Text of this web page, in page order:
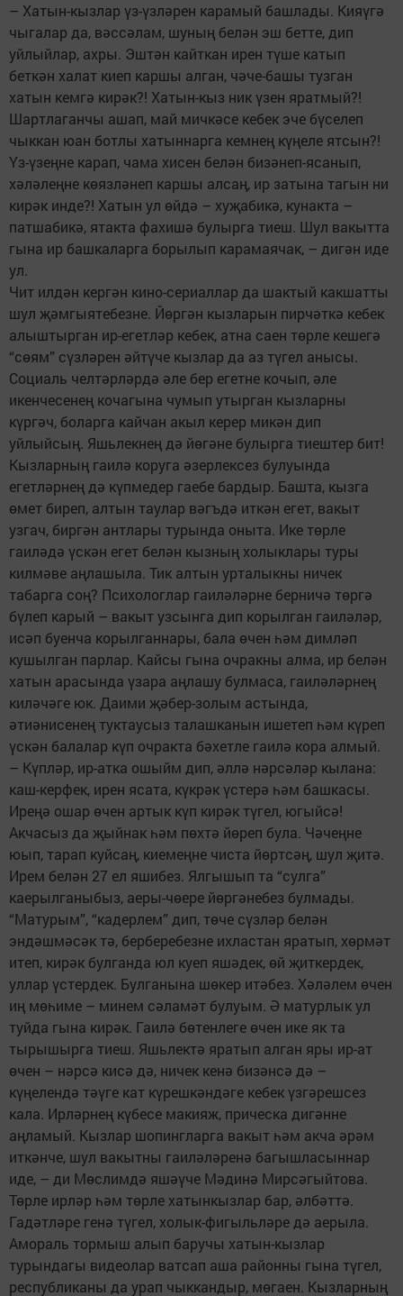
– Хатын-кызлар үз-үзләрен карамый башлады. Кияүгә
чыгалар да, вәссәлам, шуның белән эш бетте, дип
уйлыйлар, ахры. Эштән кайткан ирен түше катып
беткән халат киеп каршы алган, чәче-башы тузган
хатын кемгә кирәк?! Хатын-кыз ник үзен яратмый?!
Шартлаганчы ашап, май мичкәсе кебек эче бүселеп
чыккан юан ботлы хатыннарга кемнең күңеле ятсын?!
Үз-үзеңне карап, чама хисен белән бизәнеп-ясанып,
хәләлеңне көязләнеп каршы алсаң, ир затына тагын ни
кирәк инде?! Хатын ул өйдә – хуҗабикә, кунакта –
патшабикә, ятакта фахишә булырга тиеш. Шул вакытта
гына ир башкаларга борылып карамаячак, – дигән иде
ул.
Чит илдән кергән кино-сериаллар да шактый какшатты
шул җәмгыятебезне. Йөргән кызларын пирчәткә кебек
алыштырган ир-егетләр кебек, атна саен төрле кешегә
“сөям” сүзләрен әйтүче кызлар да аз түгел анысы.
Социаль челтәрләрдә әле бер егетне кочып, әле
икенчесенең кочагына чумып утырган кызларны
күргәч, боларга кайчан акыл керер микән дип
уйлыйсың. Яшьлекнең дә йөгәне булырга тиештер бит!
Кызларның гаилә коруга әзерлексез булуында
егетләрнең дә күпмедер гаебе бардыр. Башта, кызга
өмет биреп, алтын таулар вәгъдә иткән егет, вакыт
узгач, биргән антлары турында оныта. Ике төрле
гаиләдә үскән егет белән кызның холыклары туры
килмәве аңлашыла. Тик алтын урталыкны ничек
табарга соң? Психологлар гаиләләрне берничә төргә
бүлеп карый – вакыт узсынга дип корылган гаиләләр,
исәп буенча корылганнары, бала өчен һәм димләп
кушылган парлар. Кайсы гына очракны алма, ир белән
хатын арасында үзара аңлашу булмаса, гаиләләрнең
киләчәге юк. Даими җәбер-золым астында,
әтиәнисенең туктаусыз талашканын ишетеп һәм күреп
үскән балалар күп очракта бәхетле гаилә кора алмый.
– Күпләр, ир-атка ошыйм дип, әллә нәрсәләр кылана:
каш-керфек, ирен ясата, күкрәк үстерә һәм башкасы.
Иреңә ошар өчен артык күп кирәк түгел, югыйсә!
Акчасыз да җыйнак һәм пөхтә йөреп була. Чәчеңне
юып, тарап куйсаң, киемеңне чиста йөртсәң, шул җитә.
Ирем белән 27 ел яшибез. Ялгышып та “сулга”
каерылганыбыз, аеры-чөере йөргәнебез булмады.
“Матурым”, “кадерлем” дип, төче сүзләр белән
эндәшмәсәк тә, берберебезне ихластан яратып, хөрмәт
итеп, кирәк булганда юл куеп яшәдек, өй җиткердек,
уллар үстердек. Булганына шөкер итәбез. Хәләлем өчен
иң мөһиме – минем сәламәт булуым. Ә матурлык ул
туйда гына кирәк. Гаилә бөтенлеге өчен ике як та
тырышырга тиеш. Яшьлектә яратып алган яры ир-ат
өчен – нәрсә кисә дә, ничек кенә бизәнсә дә –
күңелендә тәүге кат күрешкәндәге кебек үзгәрешсез
кала. Ирләрнең күбесе макияж, прическа дигәнне
аңламый. Кызлар шопингларга вакыт һәм акча әрәм
иткәнче, шул вакытны гаиләләренә багышласыннар
иде, – ди Мөслимдә яшәүче Мәдинә Мирсәгыйтова.
Төрле ирләр һәм төрле хатынкызлар бар, әлбәттә.
Гадәтләре генә түгел, холык-фигыльләре дә аерыла.
Амораль тормыш алып баручы хатын-кызлар
турындагы видеолар ватсап аша районны гына түгел,
республиканы да урап чыккандыр, мөгаен. Кызларның